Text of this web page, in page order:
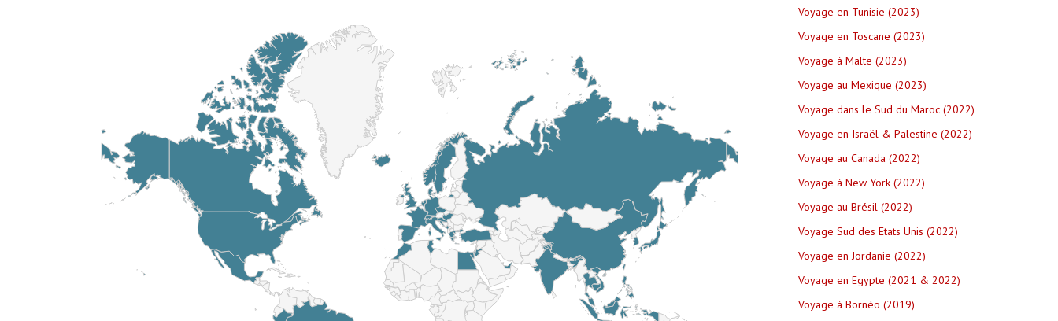
Voyage en Tunisie (2023)
Voyage en Toscane (2023)
Voyage à Malte (2023)
Voyage au Mexique (2023)
Voyage dans le Sud du Maroc (2022)
Voyage en Israël & Palestine (2022)
Voyage au Canada (2022)
Voyage à New York (2022)
Voyage au Brésil (2022)
Voyage Sud des Etats Unis (2022)
Voyage en Jordanie (2022)
Voyage en Egypte (2021 & 2022)
Voyage à Bornéo (2019)